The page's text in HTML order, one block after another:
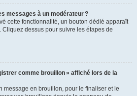
messages à un modérateur ?
cette fonctionnalité, un bouton dédié apparaît
dessus pour suivre les étapes de
comme brouillon » affiché lors de la
message en brouillon, pour le finaliser et le